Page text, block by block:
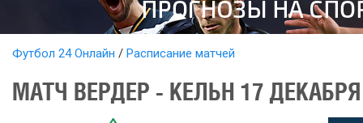
Футбол 24 Онлайн Расписание матчей
МАТЧ ВЕРДЕР - КЕЛЬН 17